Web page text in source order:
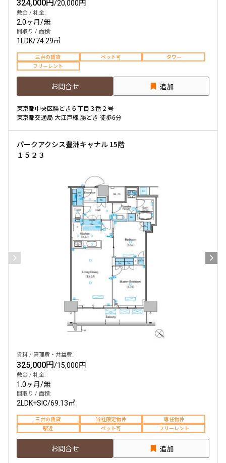
間取り
3LDK
4LDK〜
専有面積
築年数
新築
3年以内
10年以内
20年以内
30年以内
駅から徒歩
1分以内
5分以内
15分以内
専任物件
三井の賃貸物件
申込無し物件のみ表示
ペット可・相談
楽器可・相談
入居可能日
324,000円/20,000円
敷金 / 礼金:
2.0ヶ月/無
間取り / 面積:
1LDK/74.29㎡
三井の賃貸 ペット可
タワー
フリーレント
お問合せ 追加
東京都中央区勝どき６丁目３番２号
東京都交通局 大江戸線 勝どき 徒歩6分
パークアクシス豊洲キャナル 15階
１５２３
賃料 / 管理費・共益費:
325,000円/15,000円
敷金 / 礼金:
1.0ヶ月/無
間取り / 面積:
2LDK+SIC/69.13㎡
三井の賃貸 当社限定物件
専任物件
駅近
ペット可 フリーレント
お問合せ 追加